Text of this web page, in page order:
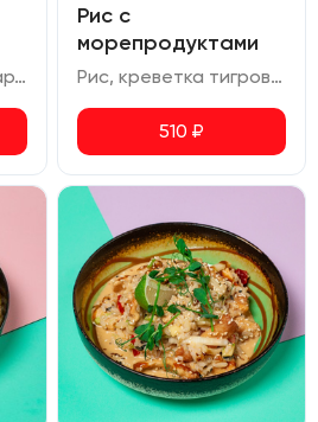
Лапша удон, кальмар, креветка тигровая, перец болгарский, цукини, морковь, пекинская капуста, лук зеленый.
Рис с
морепродуктами
Рис, креветка тигровая, кальмар, перец болгарский, цукини, пекинская капуста, соус карри, лук зеленый.
510 ₽